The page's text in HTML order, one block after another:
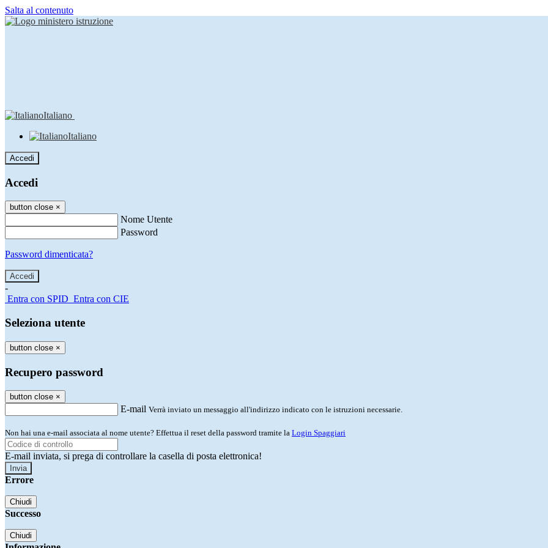
Salta al contenuto
Italiano
Italiano
Accedi
Accedi
button close ×
Nome Utente
Password
Password dimenticata?
-
Entra con SPID Entra con CIE
Seleziona utente
button close ×
Recupero password
button close ×
E-mail Verrà inviato un messaggio all'indirizzo indicato con le istruzioni necessarie.
Non hai una e-mail associata al nome utente? Effettua il reset della password tramite la Login Spaggiari
E-mail inviata, si prega di controllare la casella di posta elettronica!
Errore
Chiudi
Successo
Chiudi